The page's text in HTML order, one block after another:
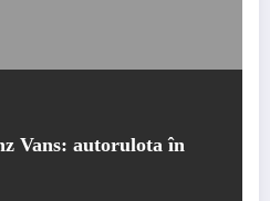
Vans: autorulota în